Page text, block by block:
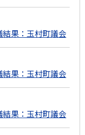
果：玉村町議会
果：玉村町議会
果：玉村町議会